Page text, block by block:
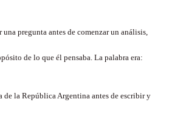
pregunta antes de comenzar un análisis,
de lo que él pensaba. La palabra era:
de la República Argentina antes de escribir y